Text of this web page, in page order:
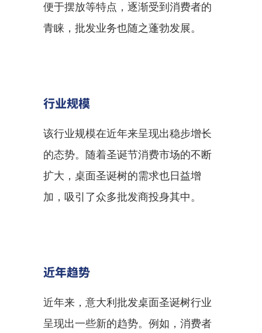
便于摆放等特点，逐渐受到消费者的
青睐，批发业务也随之蓬勃发展。
行业规模
该行业规模在近年来呈现出稳步增长
的态势。随着圣诞节消费市场的不断
扩大，桌面圣诞树的需求也日益增
加，吸引了众多批发商投身其中。
近年趋势
近年来，意大利批发桌面圣诞树行业
呈现出一些新的趋势。例如，消费者